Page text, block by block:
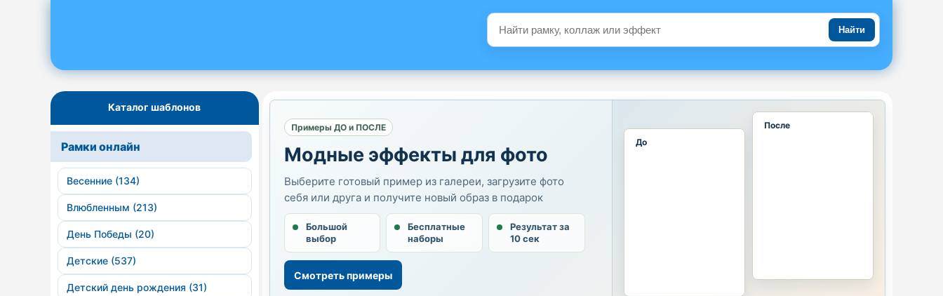
Найти
Каталог шаблонов
Рамки онлайн
Весенние (134)
Влюбленным (213)
День Победы (20)
Детские (537)
Детский день рождения (31)
Примеры ДО и ПОСЛЕ
Модные эффекты для фото
Выберите готовый пример из галереи, загрузите фото
себя или друга и получите новый образ в подарок
Большой
выбор
Бесплатные
наборы
Результат за
10 сек
Смотреть примеры
До
После